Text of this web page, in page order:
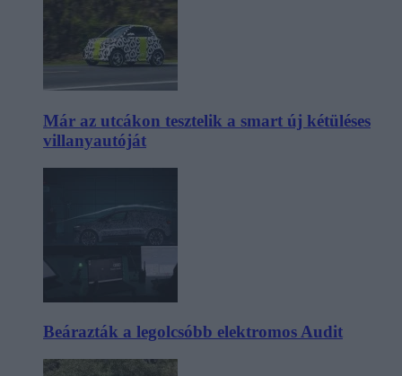
Már az utcákon tesztelik a smart új kétüléses
villanyautóját
Beárazták a legolcsóbb elektromos Audit